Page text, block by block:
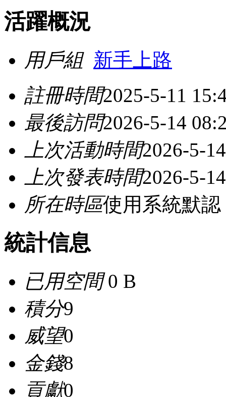
活躍概況
用戶組 新手上路
註冊時間2025-5-11
最後訪問2026-5-14
上次活動時間2026-5-
上次發表時間2026-5-
所在時區使用系統默認
統計信息
已用空間0 B
積分9
威望0
金錢8
貢獻0